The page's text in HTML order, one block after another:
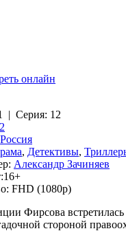
онлайн
| Серия: 12
Россия
, Детективы,
Александр Зачиняев
16+
FHD (1080p)
Фирсова
стороной